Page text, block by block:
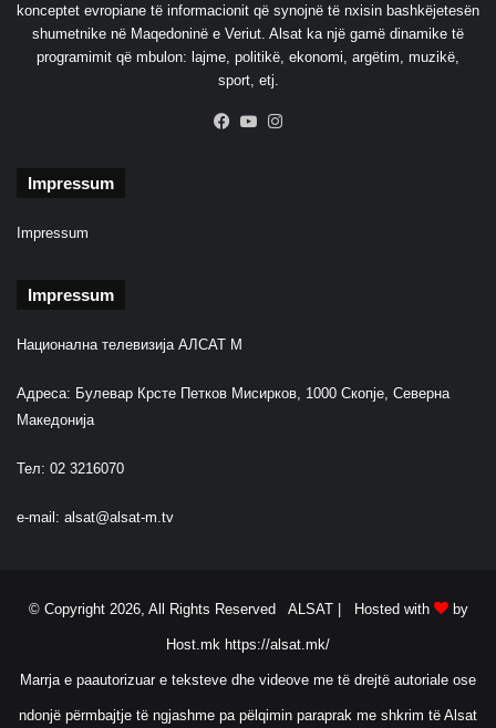
konceptet evropiane të informacionit që synojnë të nxisin bashkëjetesën
shumetnike në Maqedoninë e Veriut. Alsat ka një gamë dinamike të
programimit që mbulon: lajme, politikë, ekonomi, argëtim, muzikë,
sport, etj.
Facebook
YouTube
Impressum
Impressum
Impressum
Национална телевизија АЛСАТ М
Адреса: Булевар Крсте Петков Мисирков, 1000 Скопје, Северна
Македонија
Тел: 02 3216070
e-mail: alsat@alsat-m.tv
© Copyright 2026, All Rights Reserved ALSAT | Hosted with by
Host.mk https://alsat.mk/
Marrja e paautorizuar e teksteve dhe videove me të drejtë autoriale ose
ndonjë përmbajtje të ngjashme pa pëlqimin paraprak me shkrim të Alsat